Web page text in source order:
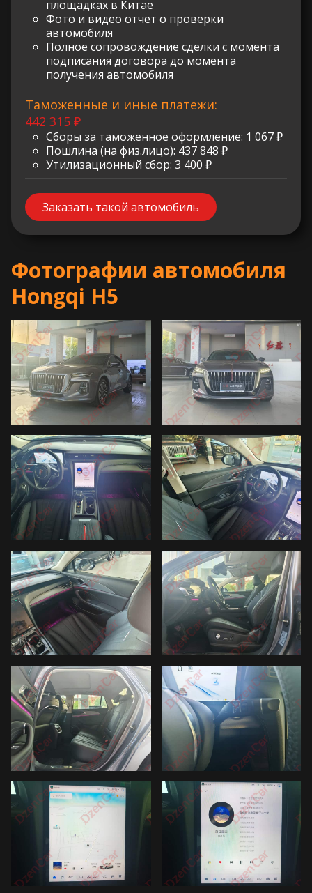
площадках в Китае
Фото и видео отчет о проверки
автомобиля
Полное сопровождение сделки с момента
подписания договора до момента
получения автомобиля
Таможенные и иные платежи:
442 315 ₽
Сборы за таможенное оформление: 1 067 ₽
Пошлина (на физ.лицо): 437 848 ₽
Утилизационный сбор: 3 400 ₽
Заказать такой автомобиль
Фотографии автомобиля
Hongqi H5